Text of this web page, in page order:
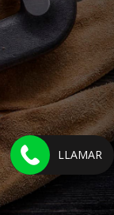
LLAMAR